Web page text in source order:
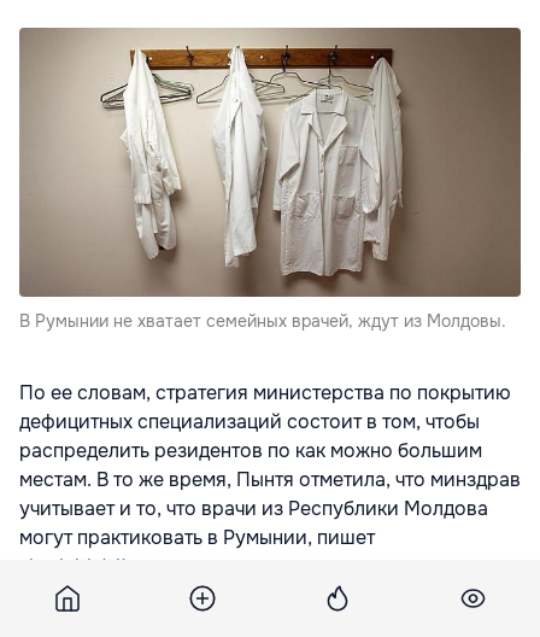
В Румынии не хватает семейных врачей, ждут из Молдовы.
По ее словам, стратегия министерства по покрытию
дефицитных специализаций состоит в том, чтобы
распределить резидентов по как можно большим
местам. В то же время, Пынтя отметила, что минздрав
учитывает и то, что врачи из Республики Молдова
могут практиковать в Румынии, пишет
ziardebistrita.ro
"700 медиков (также семейных врачей) скоро уходят